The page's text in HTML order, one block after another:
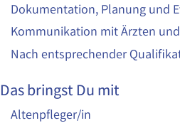
Dokumentation, Planung und
Kommunikation mit Ärzten
Nach entsprechender
Das bringst Du mit
Altenpfleger/in